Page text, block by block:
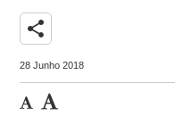
share
28 Junho 2018